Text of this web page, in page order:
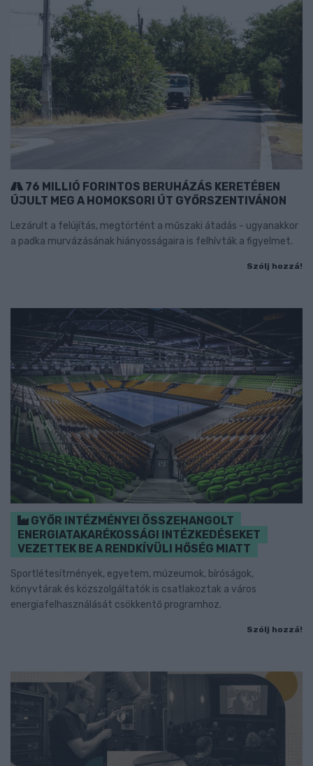
76 MILLIÓ FORINTOS BERUHÁZÁS KERETÉBEN
ÚJULT MEG A HOMOKSORI ÚT GYŐRSZENTIVÁNON
Lezárult a felújítás, megtörtént a műszaki átadás - ugyanakkor
a padka murvázásának hiányosságaira is felhívták a figyelmet.
Szólj hozzá!
GYŐR INTÉZMÉNYEI ÖSSZEHANGOLT
ENERGIATAKARÉKOSSÁGI INTÉZKEDÉSEKET
VEZETTEK BE A RENDKÍVÜLI HŐSÉG MIATT
Sportlétesítmények, egyetem, múzeumok, bíróságok,
könyvtárak és közszolgáltatók is csatlakoztak a város
energiafelhasználását csökkentő programhoz.
Szólj hozzá!